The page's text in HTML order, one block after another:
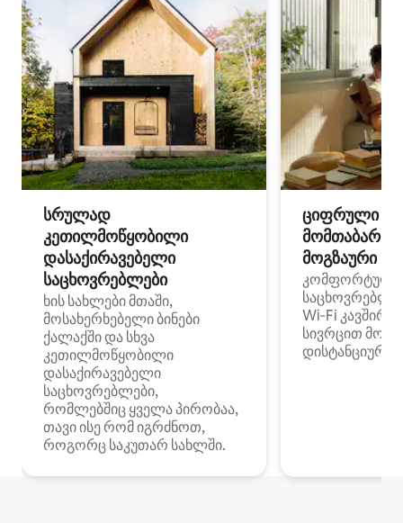
სრულად
კეთილმოწყობილი
დასაქირავებელი
საცხოვრებლები
ხის სახლები მთაში,
მოსახერხებელი ბინები
ქალაქში და სხვა
კეთილმოწყობილი
დასაქირავებელი
საცხოვრებლები,
რომლებშიც ყველა პირობაა,
თავი ისე რომ იგრძნოთ,
როგორც საკუთარ სახლში.
ციფრული
მოგზაური
კომფორტული
Wi‑Fi
სივრცით
დისტანციური